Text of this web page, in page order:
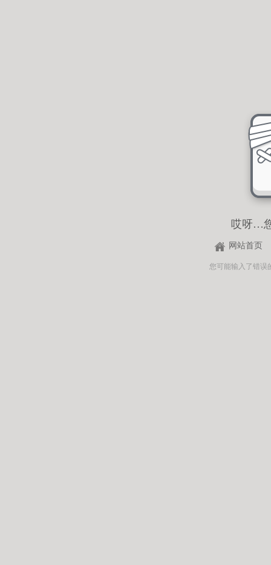
哎呀…
网站首页
您可能输入了错误